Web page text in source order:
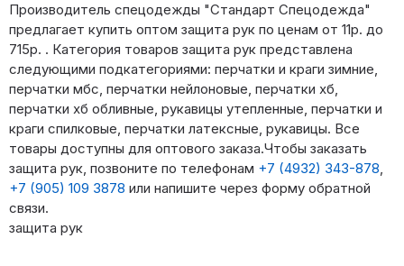
Производитель спецодежды "Стандарт Спецодежда"
предлагает купить оптом защита рук по ценам от 11р. до
715р. . Категория товаров защита рук представлена
следующими подкатегориями: перчатки и краги зимние,
перчатки мбс, перчатки нейлоновые, перчатки хб,
перчатки хб обливные, рукавицы утепленные, перчатки и
краги спилковые, перчатки латексные, рукавицы. Все
товары доступны для оптового заказа.Чтобы заказать
защита рук, позвоните по телефонам +7 (4932) 343-878,
+7 (905) 109 3878 или напишите через форму обратной
связи.
защита рук